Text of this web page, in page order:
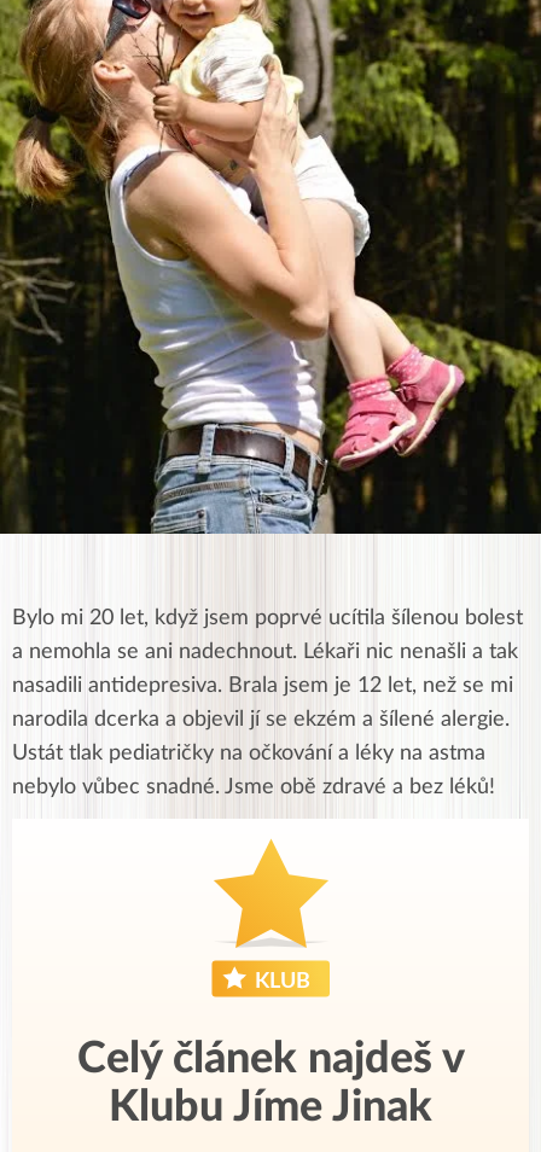
Bylo mi 20 let, když jsem poprvé ucítila šílenou bolest
a nemohla se ani nadechnout. Lékaři nic nenašli a tak
nasadili antidepresiva. Brala jsem je 12 let, než se mi
narodila dcerka a objevil jí se ekzém a šílené alergie.
Ustát tlak pediatričky na očkování a léky na astma
nebylo vůbec snadné. Jsme obě zdravé a bez léků!
Celý článek najdeš v
Klubu Jíme Jinak